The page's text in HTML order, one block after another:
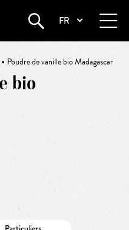
FR
• Poudre de vanille bio Madagascar
bio